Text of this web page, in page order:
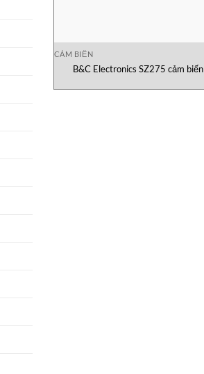
CẢM BIẾN
B&C Electronics SZ275 cảm biến